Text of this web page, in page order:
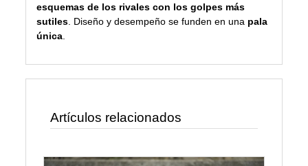
esquemas de los rivales con los golpes más
sutiles . Diseño y desempeño se funden en una pala
única
Artículos relacionados